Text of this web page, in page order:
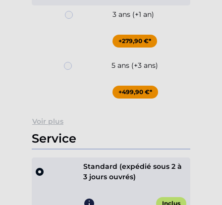
3 ans (+1 an)
+279,90 €*
5 ans (+3 ans)
+499,90 €*
Voir plus
Service
Standard (expédié sous 2 à
3 jours ouvrés)
Inclus